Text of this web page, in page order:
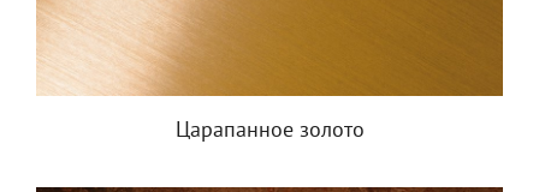
Царапанное золото